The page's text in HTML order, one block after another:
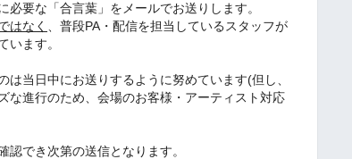
必要な「合言葉」をメールでお送りします。
はなく 、普段PA・配信を担当しているスタッフが
います。
は当日中にお送りするように努めています(但し、
な進行のため、会場のお客様・アーティスト対応
でき次第の送信となります。